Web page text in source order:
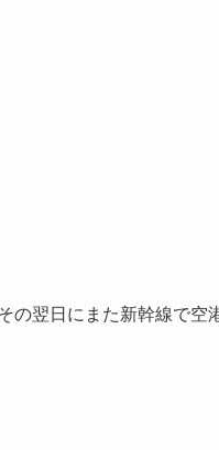
の翌日にまた新幹線で空